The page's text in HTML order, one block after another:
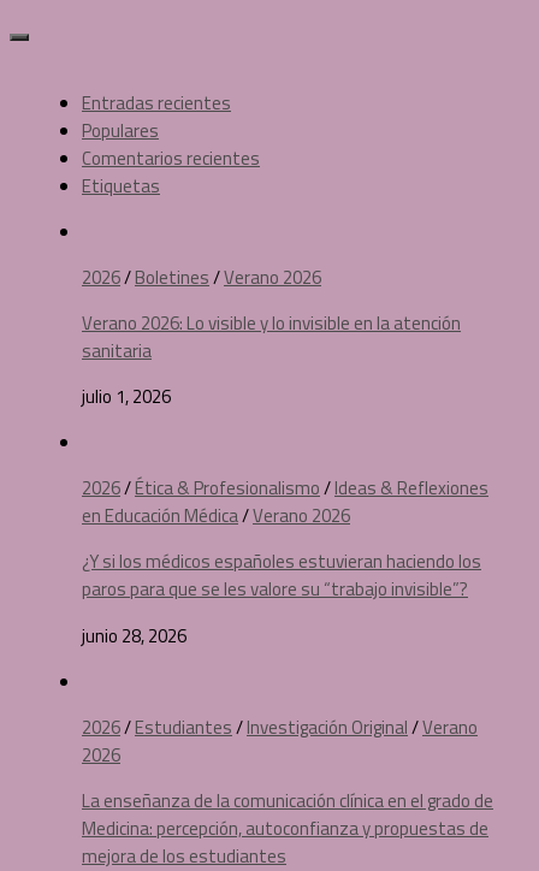
Entradas recientes
Populares
Comentarios recientes
Etiquetas
2026/Boletines/Verano 2026
Verano 2026: Lo visible y lo invisible en la atención
sanitaria
julio 1, 2026
2026/Ética & Profesionalismo/Ideas & Reflexiones
en Educación Médica/Verano 2026
¿Y si los médicos españoles estuvieran haciendo los
paros para que se les valore su “trabajo invisible”?
junio 28, 2026
2026/Estudiantes/Investigación Original/Verano
2026
La enseñanza de la comunicación clínica en el grado de
Medicina: percepción, autoconfianza y propuestas de
mejora de los estudiantes